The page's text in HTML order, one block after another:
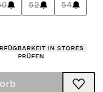
52 54
in Stores
prüfen